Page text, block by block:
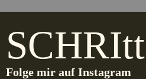
Folge mir auf Instagram